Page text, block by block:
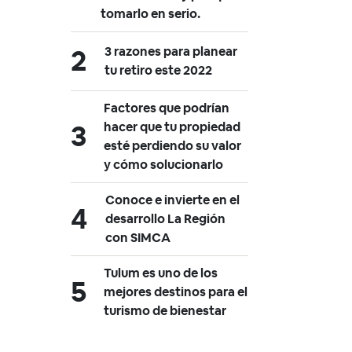
tomarlo en serio.
3 razones para planear
tu retiro este 2022
Factores que podrían
hacer que tu propiedad
esté perdiendo su valor
y cómo solucionarlo
Conoce e invierte en el
desarrollo La Región
con SIMCA
Tulum es uno de los
mejores destinos para el
turismo de bienestar